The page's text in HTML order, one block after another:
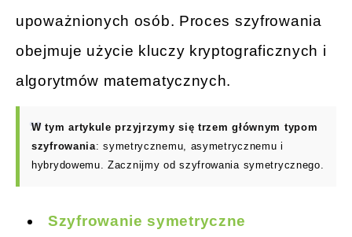
upoważnionych osób. Proces szyfrowania
obejmuje użycie kluczy kryptograficznych i
algorytmów matematycznych.
W tym artykule przyjrzymy się trzem głównym typom
szyfrowania: symetrycznemu, asymetrycznemu i
hybrydowemu. Zacznijmy od szyfrowania symetrycznego.
Szyfrowanie symetryczne